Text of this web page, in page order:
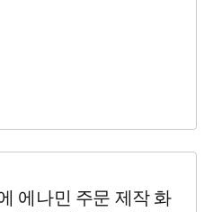
에나민 주문 제작 화